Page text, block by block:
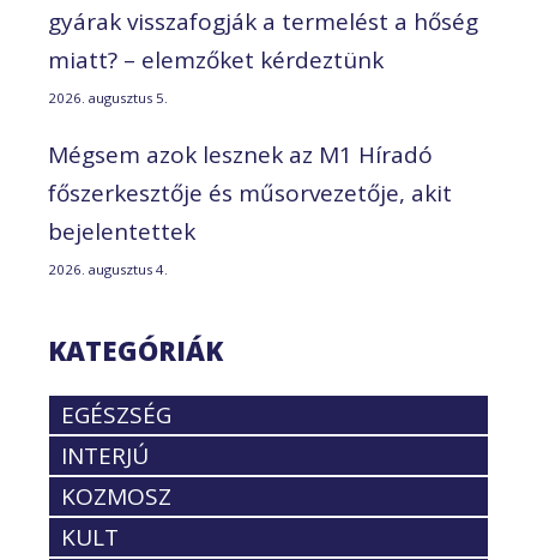
gyárak visszafogják a termelést a hőség
miatt? – elemzőket kérdeztünk
2026. augusztus 5.
Mégsem azok lesznek az M1 Híradó
főszerkesztője és műsorvezetője, akit
bejelentettek
2026. augusztus 4.
KATEGÓRIÁK
EGÉSZSÉG
INTERJÚ
KOZMOSZ
KULT